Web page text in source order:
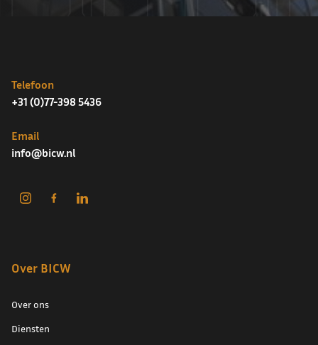
Telefoon
+31 (0)77-398 5436
Email
info@bicw.nl
Over BICW
Over ons
Diensten